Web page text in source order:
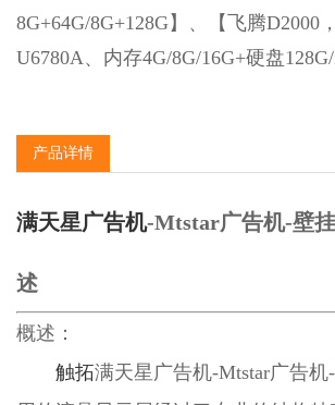
8G+64G/8G+128G】、【飞腾D2000
U6780A、内存4G/8G/16G+硬盘128G/
产品详情
满天星广告机-Mtstar广告机-壁
述
概述：
触拓满天星广告机-Mtstar广告